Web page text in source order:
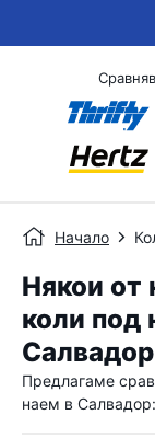
Начало
Някои от
коли под
Салвадор
Предлагаме
наем в Салвадор: